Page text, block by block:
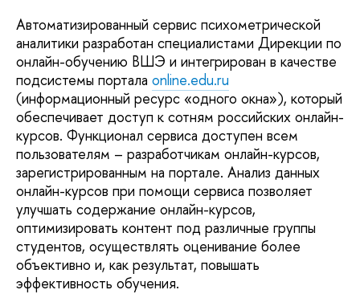
Автоматизированный сервис психометрической
аналитики разработан специалистами Дирекции по
онлайн-обучению ВШЭ и интегрирован в качестве
подсистемы портала online.edu.ru
(информационный ресурс «одного окна»), который
обеспечивает доступ к сотням российских онлайн-
курсов. Функционал сервиса доступен всем
пользователям – разработчикам онлайн-курсов,
зарегистрированным на портале. Анализ данных
онлайн-курсов при помощи сервиса позволяет
улучшать содержание онлайн-курсов,
оптимизировать контент под различные группы
студентов, осуществлять оценивание более
объективно и, как результат, повышать
эффективность обучения.